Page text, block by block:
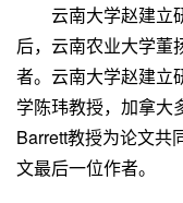
云南大学赵建立
后，云南农业大学董
者。云南大学赵建立
学陈玮教授，加拿大
Barrett教授为论文共
文最后一位作者。